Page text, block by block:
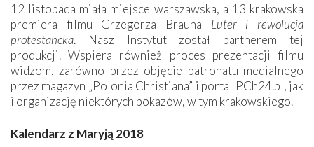
12 listopada miała miejsce warszawska, a 13 krakowska
premiera filmu Grzegorza Brauna Luter i rewolucja
protestancka. Nasz Instytut został partnerem tej
produkcji. Wspiera również proces prezentacji filmu
widzom, zarówno przez objęcie patronatu medialnego
przez magazyn „Polonia Christiana” i portal PCh24.pl, jak
i organizację niektórych pokazów, w tym krakowskiego.
Kalendarz z Maryją 2018